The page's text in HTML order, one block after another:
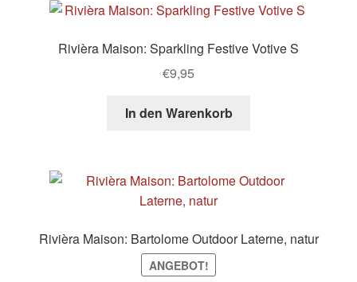
Rivièra Maison: Sparkling Festive Votive S
€9,95
In den Warenkorb
Rivièra Maison: Bartolome Outdoor Laterne, natur
ANGEBOT!